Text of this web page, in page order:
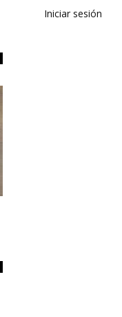
Iniciar sesión